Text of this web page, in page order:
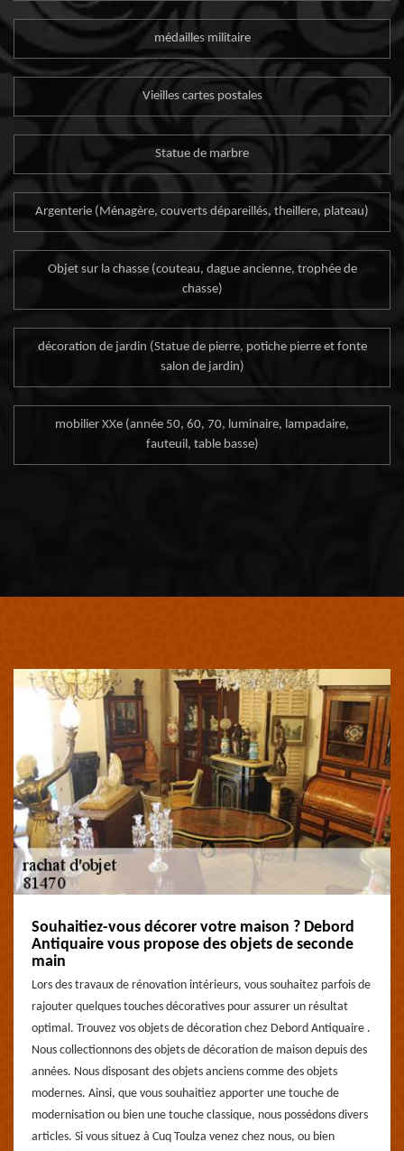
médailles militaire
Vieilles cartes postales
Statue de marbre
Argenterie (Ménagère, couverts dépareillés, theillere, plateau)
Objet sur la chasse (couteau, dague ancienne, trophée de
chasse)
décoration de jardin (Statue de pierre, potiche pierre et fonte
salon de jardin)
mobilier XXe (année 50, 60, 70, luminaire, lampadaire,
fauteuil, table basse)
Souhaitiez-vous décorer votre maison ? Debord
Antiquaire vous propose des objets de seconde
main
Lors des travaux de rénovation intérieurs, vous souhaitez parfois de
rajouter quelques touches décoratives pour assurer un résultat
optimal. Trouvez vos objets de décoration chez Debord Antiquaire .
Nous collectionnons des objets de décoration de maison depuis des
années. Nous disposant des objets anciens comme des objets
modernes. Ainsi, que vous souhaitiez apporter une touche de
modernisation ou bien une touche classique, nous possédons divers
articles. Si vous situez à Cuq Toulza venez chez nous, ou bien